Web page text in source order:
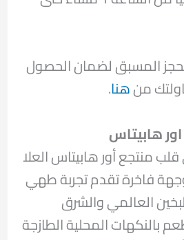
المسبق لضمان الحصول
منهنا.
منتجع أور هابيتاس العلا
فاخرة تقدم تجربة طهي
العالمي والشرق
بالنكهات المحلية الطازجة